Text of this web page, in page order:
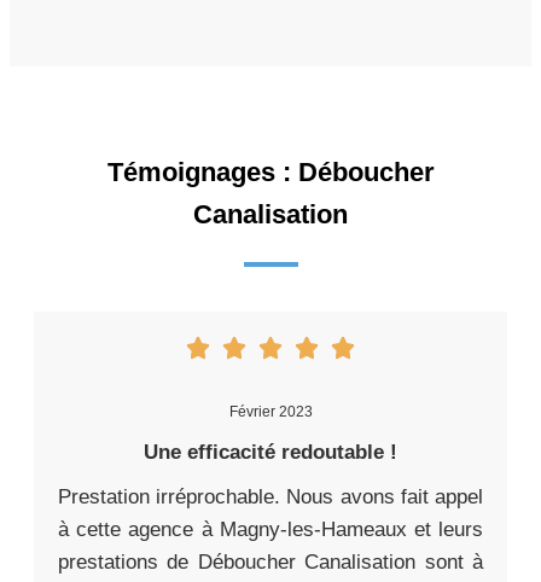
Témoignages : Déboucher
Canalisation
Février 2023
Une efficacité redoutable !
Prestation irréprochable. Nous avons fait appel
à cette agence à Magny-les-Hameaux et leurs
prestations de Déboucher Canalisation sont à